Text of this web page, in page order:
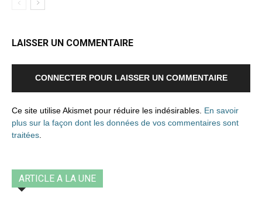
LAISSER UN COMMENTAIRE
CONNECTER POUR LAISSER UN COMMENTAIRE
Ce site utilise Akismet pour réduire les indésirables. En savoir
plus sur la façon dont les données de vos commentaires sont
traitées.
ARTICLE A LA UNE